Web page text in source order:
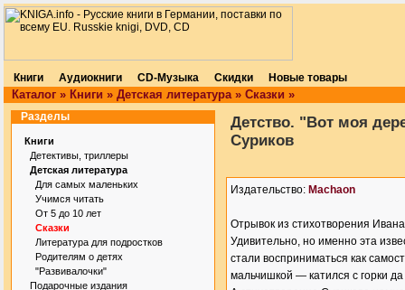
Книги Аудиокниги CD-Музыка Скидки Новые товары
Каталог » Книги » Детская литература» Сказки »
Разделы
Книги
Детективы, триллеры
Детская литература
Для самых маленьких
Учимся читать
От 5 до 10 лет
Сказки
Литература для подростков
Родителям о детях
"Развивалочки"
Подарочные издания
Детство. "Вот моя
Суриков
Издательство: Machaon
Отрывок из стихотворения
Удивительно, но именно эта
стали восприниматься как
мальчишкой — катился с горки